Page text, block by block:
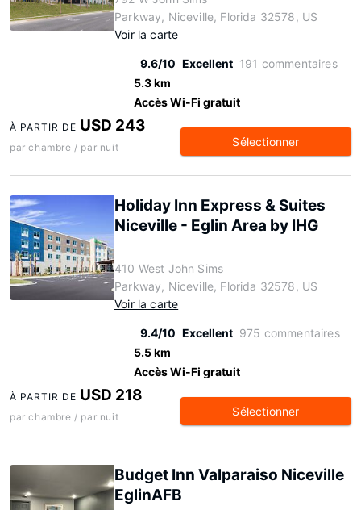
Parkway, Niceville, Florida 32578, US
Voir la carte
9.6/10 Excellent 191 commentaires
5.3 km
Accès Wi-Fi gratuit
À PARTIR DE USD 243
par chambre / par nuit Sélectionner
Holiday Inn Express & Suites
Niceville - Eglin Area by IHG
410 West John Sims
Parkway, Niceville, Florida 32578, US
Voir la carte
9.4/10 Excellent 975 commentaires
5.5 km
Accès Wi-Fi gratuit
À PARTIR DE USD 218
par chambre / par nuit Sélectionner
Budget Inn Valparaiso Niceville
EglinAFB